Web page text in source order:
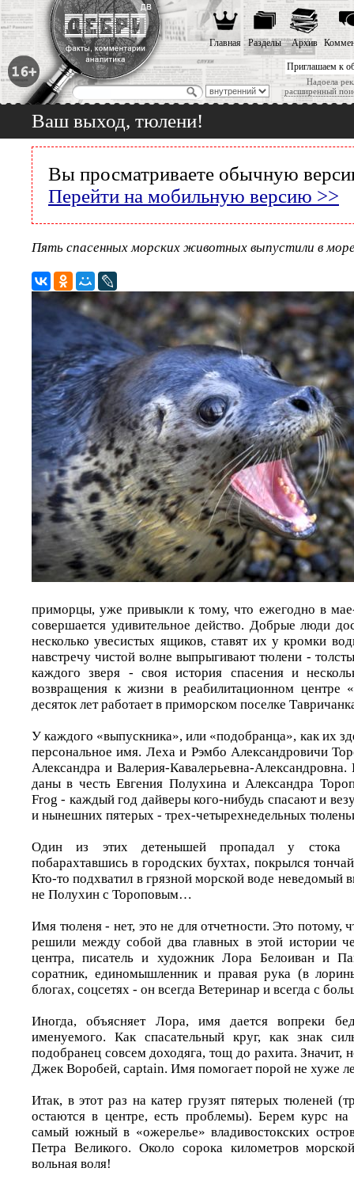
Приглашаем к
Надоела
расширенный
Главная Разделы Архив
Ваш выход, тюлени!
Вы просматриваете обычную
Перейти на мобильную версию >>
Пять спасенных морских животных выпустили в
приморцы, уже привыкли к тому, что ежегодно в
совершается удивительное действо. Добрые люди
несколько увесистых ящиков, ставят их у кромки
навстречу чистой волне выпрыгивают тюлени -
каждого зверя - своя история спасения и
возвращения к жизни в реабилитационном центре
десяток лет работает в приморском поселке
У каждого «выпускника», или «подобранца», как их
персональное имя. Леха и Рэмбо Александровичи
Александра и Валерия-Кавалерьевна-
даны в честь Евгения Полухина и Александра
Frog - каждый год дайверы кого-нибудь спасают и
и нынешних пятерых - трех-четырехнедельных
Один из этих детенышей пропадал у стока
побарахтавшись в городских бухтах, покрылся
Кто-то подхватил в грязной морской воде неведомый
не Полухин с Тороповым…
Имя тюленя - нет, это не для отчетности. Это потому,
решили между собой два главных в этой истории
центра, писатель и художник Лора Белоиван и
соратник, единомышленник и правая рука (в
блогах, соцсетях - он всегда Ветеринар и всегда с
Иногда, объясняет Лора, имя дается вопреки
именуемого. Как спасательный круг, как знак
подобранец совсем доходяга, тощ до рахита. Значит,
Джек Воробей, captain. Имя помогает порой не хуже
Итак, в этот раз на катер грузят пятерых тюленей
остаются в центре, есть проблемы). Берем курс
самый южный в «ожерелье» владивостокских
Петра Великого. Около сорока километров
вольная воля!